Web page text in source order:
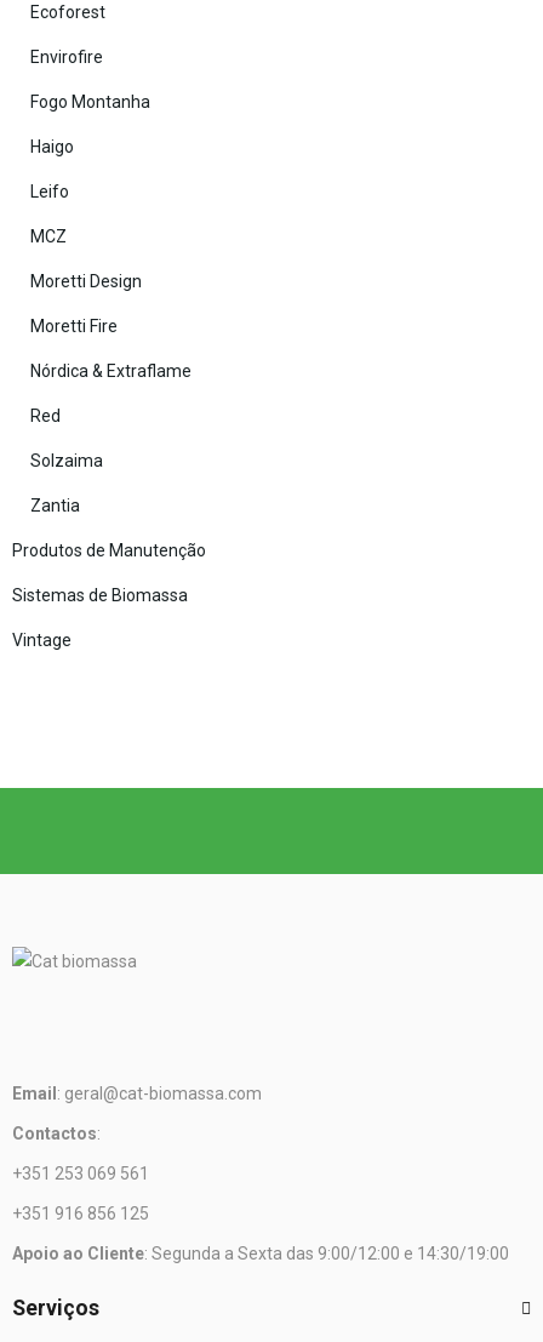
Ecoforest
Envirofire
Fogo Montanha
Haigo
Leifo
MCZ
Moretti Design
Moretti Fire
Nórdica & Extraflame
Red
Solzaima
Zantia
Produtos de Manutenção
Sistemas de Biomassa
Vintage
Email : geral@cat-biomassa.com
Contactos:
+351 253 069 561
+351 916 856 125
Apoio ao Cliente: Segunda a Sexta das 9:00/12:00 e 14:30/19:00
Serviços